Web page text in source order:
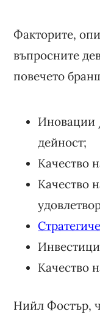
Факторите,
въпросните
повечето
Иновации
дейност;
Качество
Качество
Качество
Нийл Фостър,